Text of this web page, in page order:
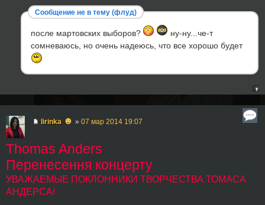
Сообщение не в тему (флуд)
после мартовских выборов?
ну-ну...че-т
сомневаюсь, но очень надеюсь, что все хорошо будет
lirinka ☻ » 07 мар 2014 19:07
Thomas Anders
Перенесення концерту
УВАЖАЕМЫЕ ПОКЛОННИКИ ТВОРЧЕСТВА ТОМАСА
АНДЕРСА!